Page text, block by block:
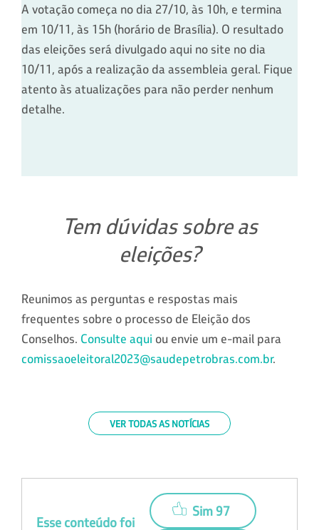
A votação começa no dia 27/10, às 10h, e termina
em 10/11, às 15h (horário de Brasília). O resultado
das eleições será divulgado aqui no site no dia
10/11, após a realização da assembleia geral. Fique
atento às atualizações para não perder nenhum
detalhe.
Tem dúvidas sobre as
eleições?
Reunimos as perguntas e respostas mais
frequentes sobre o processo de Eleição dos
Conselhos. Consulte aqui ou envie um e-mail para
comissaoeleitoral2023@saudepetrobras.com.br.
VER TODAS AS NOTÍCIAS
Esse conteúdo foi
Sim 97